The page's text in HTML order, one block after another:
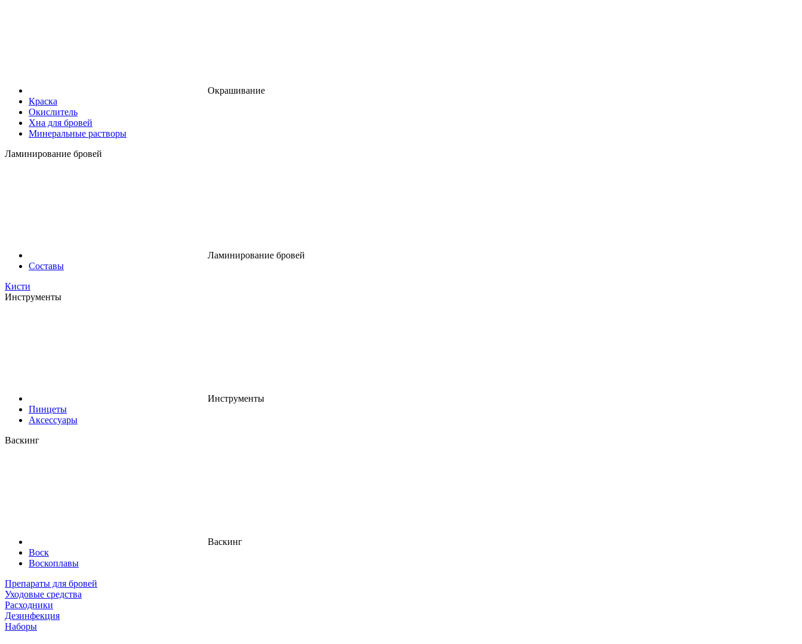
Окрашивание
Краска
Окислитель
Хна для бровей
Минеральные растворы
Ламинирование бровей
Ламинирование бровей
Составы
Кисти
Инструменты
Инструменты
Пинцеты
Аксессуары
Васкинг
Васкинг
Воск
Воскоплавы
Препараты для бровей
Уходовые средства
Расходники
Дезинфекция
Наборы